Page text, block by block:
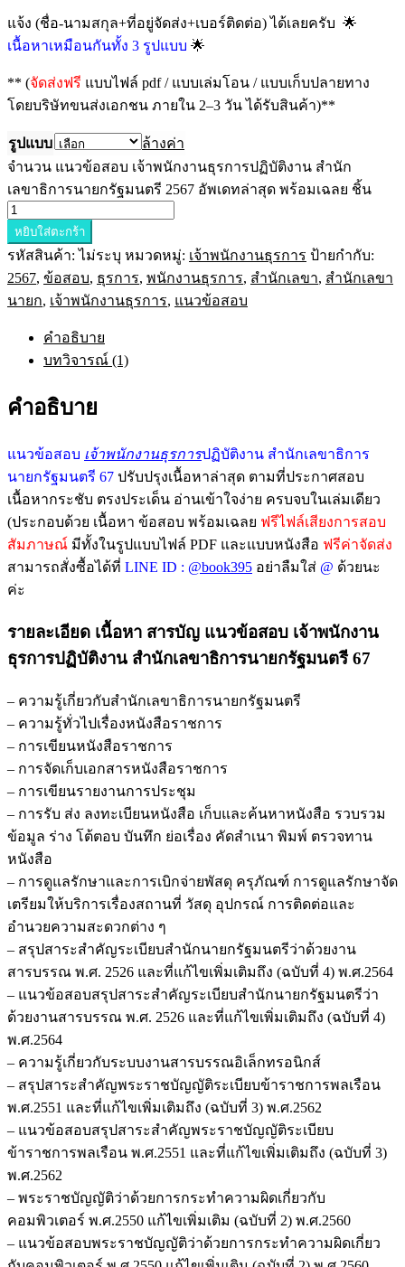
แจ้ง (ชื่อ-นามสกุล+ที่อยู่จัดส่ง+เบอร์ติดต่อ) ได้เลยครับ 🌟
เนื้อหาเหมือนกันทั้ง 3 รูปแบบ 🌟
** (จัดส่งฟรี แบบไฟล์ pdf / แบบเล่มโอน / แบบเก็บปลายทาง
โดยบริษัทขนส่งเอกชน ภายใน 2–3 วัน ได้รับสินค้า)**
รูปแบบ
ล้างค่า
จำนวน แนวข้อสอบ เจ้าพนักงานธุรการปฏิบัติงาน สำนัก
เลขาธิการนายกรัฐมนตรี 2567 อัพเดทล่าสุด พร้อมเฉลย ชิ้น
หยิบใส่ตะกร้า
รหัสสินค้า:ไม่ระบุ หมวดหมู่: เจ้าพนักงานธุรการ ป้ายกำกับ:
2567, ข้อสอบ, ธุรการ, พนักงานธุรการ, สำนักเลขา, สำนักเลขา
นายก, เจ้าพนักงานธุรการ, แนวข้อสอบ
คำอธิบาย
บทวิจารณ์ (1)
คำอธิบาย
แนวข้อสอบ เจ้าพนักงานธุรการปฏิบัติงาน สำนักเลขาธิการ
นายกรัฐมนตรี 67 ปรับปรุงเนื้อหาล่าสุด ตามที่ประกาศสอบ
เนื้อหากระชับ ตรงประเด็น อ่านเข้าใจง่าย ครบจบในเล่มเดียว
(ประกอบด้วย เนื้อหา ข้อสอบ พร้อมเฉลย ฟรีไฟล์เสียงการสอบ
สัมภาษณ์ มีทั้งในรูปแบบไฟล์ PDF และแบบหนังสือ ฟรีค่าจัดส่ง
สามารถสั่งซื้อได้ที่ LINE ID : @book395 อย่าลืมใส่ @ ด้วยนะ
ค่ะ
รายละเอียด เนื้อหา สารบัญ แนวข้อสอบ เจ้าพนักงาน
ธุรการปฏิบัติงาน สำนักเลขาธิการนายกรัฐมนตรี 67
– ความรู้เกี่ยวกับสำนักเลขาธิการนายกรัฐมนตรี
– ความรู้ทั่วไปเรื่องหนังสือราชการ
– การเขียนหนังสือราชการ
– การจัดเก็บเอกสารหนังสือราชการ
– การเขียนรายงานการประชุม
– การรับ ส่ง ลงทะเบียนหนังสือ เก็บและค้นหาหนังสือ รวบรวม
ข้อมูล ร่าง โต้ตอบ บันทึก ย่อเรื่อง คัดสำเนา พิมพ์ ตรวจทาน
หนังสือ
– การดูแลรักษาและการเบิกจ่ายพัสดุ ครุภัณฑ์ การดูแลรักษาจัด
เตรียมให้บริการเรื่องสถานที่ วัสดุ อุปกรณ์ การติดต่อและ
อำนวยความสะดวกต่าง ๆ
– สรุปสาระสำคัญระเบียบสำนักนายกรัฐมนตรีว่าด้วยงาน
สารบรรณ พ.ศ. 2526 และที่แก้ไขเพิ่มเติมถึง (ฉบับที่ 4) พ.ศ.2564
– แนวข้อสอบสรุปสาระสำคัญระเบียบสำนักนายกรัฐมนตรีว่า
ด้วยงานสารบรรณ พ.ศ. 2526 และที่แก้ไขเพิ่มเติมถึง (ฉบับที่ 4)
พ.ศ.2564
– ความรู้เกี่ยวกับระบบงานสารบรรณอิเล็กทรอนิกส์
– สรุปสาระสำคัญพระราชบัญญัติระเบียบข้าราชการพลเรือน
พ.ศ.2551 และที่แก้ไขเพิ่มเติมถึง (ฉบับที่ 3) พ.ศ.2562
– แนวข้อสอบสรุปสาระสำคัญพระราชบัญญัติระเบียบ
ข้าราชการพลเรือน พ.ศ.2551 และที่แก้ไขเพิ่มเติมถึง (ฉบับที่ 3)
พ.ศ.2562
– พระราชบัญญัติว่าด้วยการกระทำความผิดเกี่ยวกับ
คอมพิวเตอร์ พ.ศ.2550 แก้ไขเพิ่มเติม (ฉบับที่ 2) พ.ศ.2560
– แนวข้อสอบพระราชบัญญัติว่าด้วยการกระทำความผิดเกี่ยว